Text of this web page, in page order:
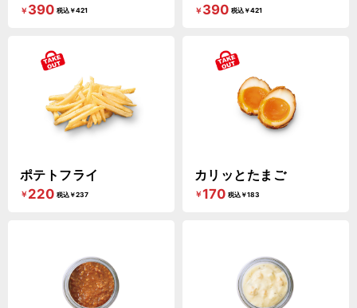
￥ 390 税込￥421 ￥ 390 税込￥421
ポテトフライ
￥ 220 税込￥237
カリッとたまご
￥170 税込￥183